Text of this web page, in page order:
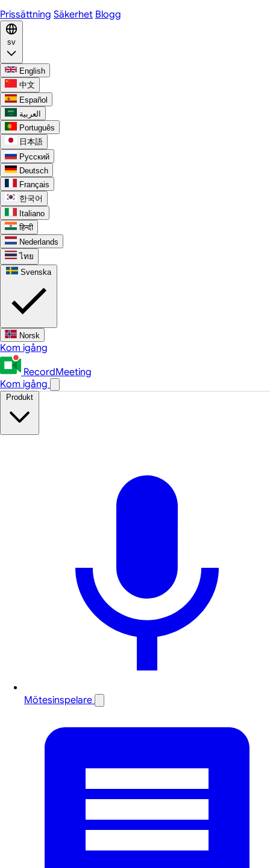
Prissättning Säkerhet Blogg
sv
English
中文
Español
العربية
Português
日本語
Русский
Deutsch
Français
한국어
Italiano
हिन्दी
Nederlands
ไทย
Svenska
Norsk
Kom igång
RecordMeeting
Kom igång
Mötesinspelare